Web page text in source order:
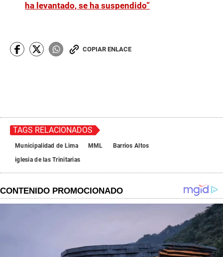
ha levantado, se ha suspendido”
COPIAR ENLACE
TAGS RELACIONADOS
Municipalidad de Lima MML
Barrios Altos
iglesia de las Trinitarias